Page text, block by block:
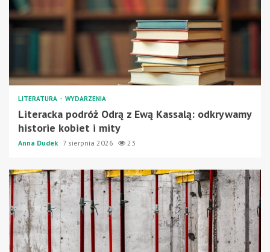
LITERATURA WYDARZENIA
Literacka podróż Odrą z Ewą Kassalą: odkrywamy
historie kobiet i mity
Anna Dudek 7 sierpnia 2026 23